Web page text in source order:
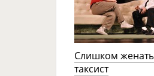
Слишком
таксист